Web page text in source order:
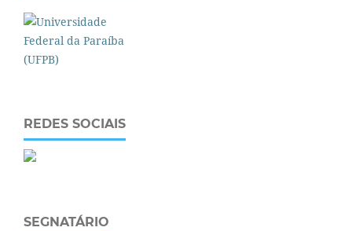
REDES SOCIAIS
SEGNATÁRIO